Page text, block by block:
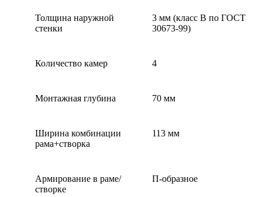
Толщина наружной
стенки
3 мм (класс В по ГОСТ
30673-99)
Количество камер 4
Монтажная глубина 70 мм
Ширина комбинации
рама+створка
113 мм
Армирование в раме/
створке
П-образное